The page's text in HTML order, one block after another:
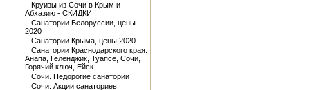
Круизы из Сочи в Крым и
Абхазию - СКИДКИ !
Санатории Белоруссии, цены
2020
Санатории Крыма, цены 2020
Санатории Краснодарского края:
Анапа, Геленджик, Туапсе, Сочи,
Горячий ключ, Ейск
Сочи. Недорогие санатории
Сочи. Акции санаториев